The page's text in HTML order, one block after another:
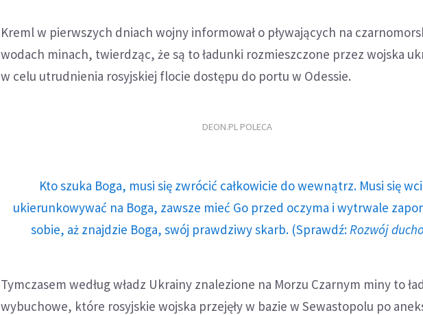
Kreml w pierwszych dniach wojny informował o pływających na
wodach minach, twierdząc, że są to ładunki rozmieszczone przez wojska
w celu utrudnienia rosyjskiej flocie dostępu do portu w Odessie.
DEON.PL POLECA
Kto szuka Boga, musi się zwrócić całkowicie do wewnątrz. Musi się
ukierunkowywać na Boga, zawsze mieć Go przed oczyma i wytrwale
sobie, aż znajdzie Boga, swój prawdziwy skarb. (Sprawdź: Rozwój
Tymczasem według władz Ukrainy znalezione na Morzu Czarnym miny to
wybuchowe, które rosyjskie wojska przejęły w bazie w Sewastopolu po